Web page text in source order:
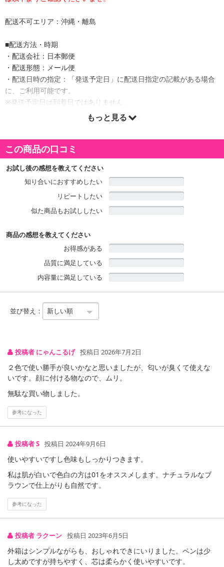
配送不可エリア：沖縄・離島
■配送方法・時期
・配送会社：日本郵便
・配送形態：メール便
・配送日時の指定：「発送予定日」に配送日指定の記載がある場合
に、ご利用可能です。
※発送予定日は到着日ではありません。
・商品は「株式会社BILA」より出荷します。
商品詳細
もっと見る
この商品の口コミ
お試し後の感想を教えてください
知り合いにおすすめしたい
リピートしたい
似た商品もお試ししたい
商品の感想を教えてください
お得感がある
品質に満足している
内容量に満足している
並び替え：
投稿者 にゃんこるげ 投稿日 2026年7月2日
２色で使い勝手が良いかなと思いましたが、匂いが臭くて使えな
いです。顔に付ける物なので、ムリ。
無駄な買い物しました。
参考になった
投稿者 S 投稿日 2024年9月6日
使いやすいですし色味もしっかりつきます。
私は肌が白いで色白の方は01をオススメします。ナチュラルなブ
ラウンで仕上がりも自然です。
参考になった
投稿者 ラクーン 投稿日 2023年6月5日
外箱はシンプルながらも、おしゃれできにいりました。ペンは少
し太めですが持ちやすく、芯は柔らかく使いやすいです。